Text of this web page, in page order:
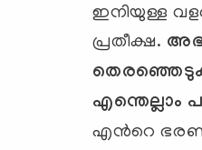
ഇനിയുള്ള
പ്രതീക്ഷ.
എന്തെല്ലാം
എന്‍റെ